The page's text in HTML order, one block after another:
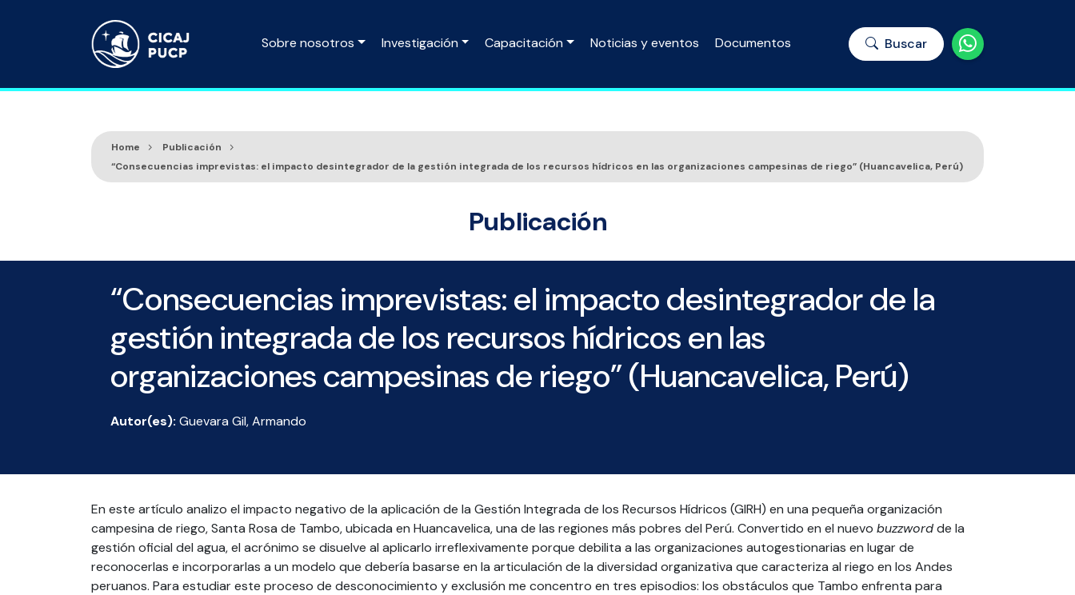
Sobre nosotros Investigación Capacitación Noticias y eventos Documentos Buscar
Home
Publicación
“Consecuencias imprevistas: el impacto desintegrador de la gestión integrada de los recursos hídricos en las organizaciones campesinas de riego” (Huancavelica, Perú)
Publicación
“Consecuencias imprevistas: el impacto desintegrador de la
gestión integrada de los recursos hídricos en las
organizaciones campesinas de riego” (Huancavelica, Perú)
Autor(es): Guevara Gil, Armando
En este artículo analizo el impacto negativo de la aplicación de la Gestión Integrada de los Recursos Hídricos (GIRH) en una pequeña organización
campesina de riego, Santa Rosa de Tambo, ubicada en Huancavelica, una de las regiones más pobres del Perú. Convertido en el nuevo buzzwordde la
gestión oficial del agua, el acrónimo se disuelve al aplicarlo irreflexivamente porque debilita a las organizaciones autogestionarias en lugar de
reconocerlas e incorporarlas a un modelo que debería basarse en la articulación de la diversidad organizativa que caracteriza al riego en los Andes
peruanos. Para estudiar este proceso de desconocimiento y exclusión me concentro en tres episodios: los obstáculos que Tambo enfrenta para